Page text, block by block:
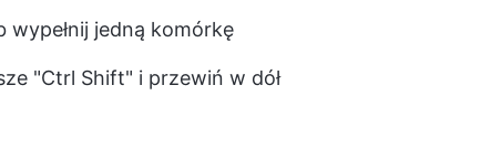
wypełnij jedną komórkę
"Ctrl Shift" i przewiń w dół